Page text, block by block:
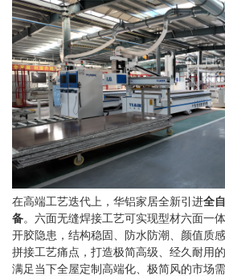
在高端工艺迭代上，华铝家居全新引进全
备。六面无缝焊接工艺可实现型材六面一
开胶隐患，结构稳固、防水防潮、颜值质
拼接工艺痛点，打造极简高级、经久耐用
满足当下全屋定制高端化、极简风的市场需